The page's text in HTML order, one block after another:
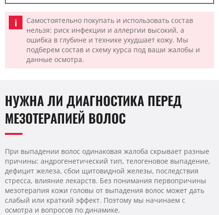
Самостоятельно покупать и использовать состав
нельзя: риск инфекции и аллергии высокий, а
ошибка в глубине и технике ухудшает кожу. Мы
подберем состав и схему курса под ваши жалобы и
данные осмотра.
НУЖНА ЛИ ДИАГНОСТИКА ПЕРЕД
МЕЗОТЕРАПИЕЙ ВОЛОС
При выпадении волос одинаковая жалоба скрывает разные
причины: андрогенетический тип, телогеновое выпадение,
дефицит железа, сбои щитовидной железы, последствия
стресса, влияние лекарств. Без понимания первопричины
мезотерапия кожи головы от выпадения волос может дать
слабый или краткий эффект. Поэтому мы начинаем с
осмотра и вопросов по динамике.